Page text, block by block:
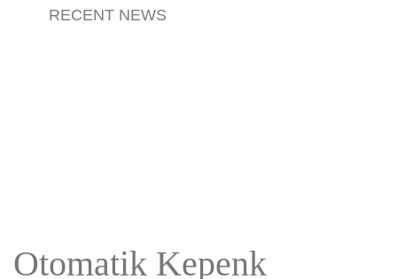
RECENT NEWS
Otomatik Kepenk